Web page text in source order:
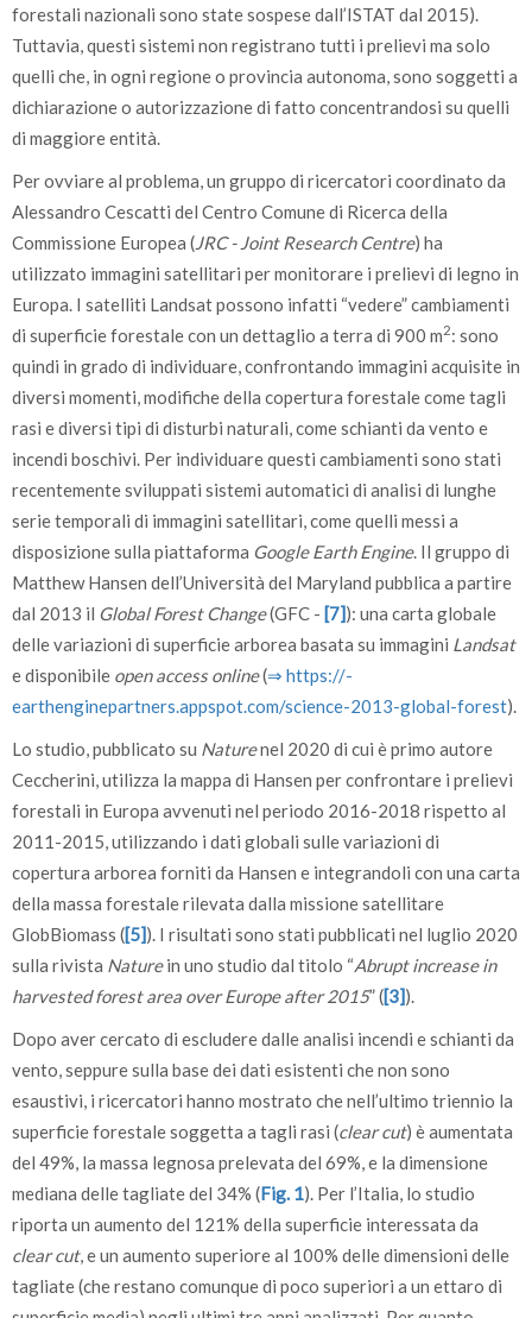
forestali nazionali sono state sospese dall’ISTAT dal 2015).
Tuttavia, questi sistemi non registrano tutti i prelievi ma solo
quelli che, in ogni regione o provincia autonoma, sono soggetti a
dichiarazione o autorizzazione di fatto concentrandosi su quelli
di maggiore entità.
Per ovviare al problema, un gruppo di ricercatori coordinato da
Alessandro Cescatti del Centro Comune di Ricerca della
Commissione Europea (JRC - Joint Research Centre) ha
utilizzato immagini satellitari per monitorare i prelievi di legno in
Europa. I satelliti Landsat possono infatti “vedere” cambiamenti
di superficie forestale con un dettaglio a terra di 900 m2: sono
quindi in grado di individuare, confrontando immagini acquisite in
diversi momenti, modifiche della copertura forestale come tagli
rasi e diversi tipi di disturbi naturali, come schianti da vento e
incendi boschivi. Per individuare questi cambiamenti sono stati
recentemente sviluppati sistemi automatici di analisi di lunghe
serie temporali di immagini satellitari, come quelli messi a
disposizione sulla piattaforma Google Earth Engine. Il gruppo di
Matthew Hansen dell’Università del Maryland pubblica a partire
dal 2013 il Global Forest Change(GFC - [7]): una carta globale
delle variazioni di superficie arborea basata su immagini Landsat
e disponibile open access online(⇒ https:/­/­
earthenginepartners.appspot.com/­science-2013-global-forest).
Lo studio, pubblicato su Naturenel 2020 di cui è primo autore
Ceccherini, utilizza la mappa di Hansen per confrontare i prelievi
forestali in Europa avvenuti nel periodo 2016-2018 rispetto al
2011-2015, utilizzando i dati globali sulle variazioni di
copertura arborea forniti da Hansen e integrandoli con una carta
della massa forestale rilevata dalla missione satellitare
GlobBiomass ([5]). I risultati sono stati pubblicati nel luglio 2020
sulla rivista Naturein uno studio dal titolo “Abrupt increase in
harvested forest area over Europe after 2015” ([3]).
Dopo aver cercato di escludere dalle analisi incendi e schianti da
vento, seppure sulla base dei dati esistenti che non sono
esaustivi, i ricercatori hanno mostrato che nell’ultimo triennio la
superficie forestale soggetta a tagli rasi (clear cut) è aumentata
del 49%, la massa legnosa prelevata del 69%, e la dimensione
mediana delle tagliate del 34% (Fig. 1). Per l’Italia, lo studio
riporta un aumento del 121% della superficie interessata da
clear cut, e un aumento superiore al 100% delle dimensioni delle
tagliate (che restano comunque di poco superiori a un ettaro di